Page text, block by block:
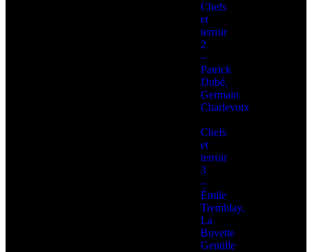
Chefs
et
terroir
2
–
Patrick
Dubé,
Germain
Charlevoix
Chefs
et
terroir
3
–
Émile
Tremblay,
La
Buvette
Gentille